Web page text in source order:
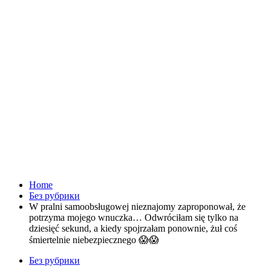
Home
Без рубрики
W pralni samoobsługowej nieznajomy zaproponował, że
potrzyma mojego wnuczka… Odwróciłam się tylko na
dziesięć sekund, a kiedy spojrzałam ponownie, żuł coś
śmiertelnie niebezpiecznego 😱😱
Без рубрики